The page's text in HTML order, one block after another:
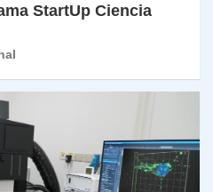
StartUp Ciencia